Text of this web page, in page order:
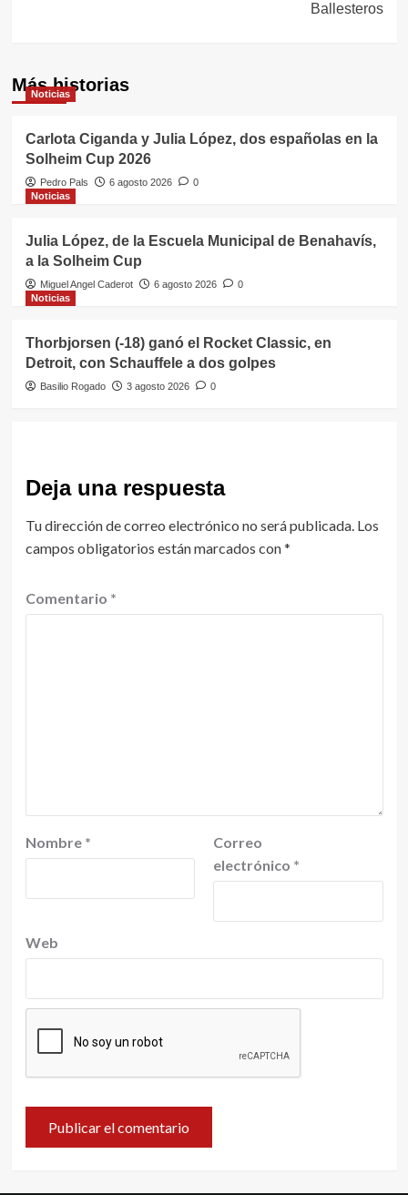
Ballesteros
Más historias
Noticias
Carlota Ciganda y Julia López, dos españolas en la
Solheim Cup 2026
Pedro Pals 6 agosto 2026
0
Noticias
Julia López, de la Escuela Municipal de Benahavís,
a la Solheim Cup
Miguel Angel Caderot 6 agosto 2026
0
Noticias
Thorbjorsen (-18) ganó el Rocket Classic, en
Detroit, con Schauffele a dos golpes
Basilio Rogado 3 agosto 2026 0
Deja una respuesta
Tu dirección de correo electrónico no será publicada. Los
campos obligatorios están marcados con*
Comentario *
Nombre *
Correo
electrónico *
Web